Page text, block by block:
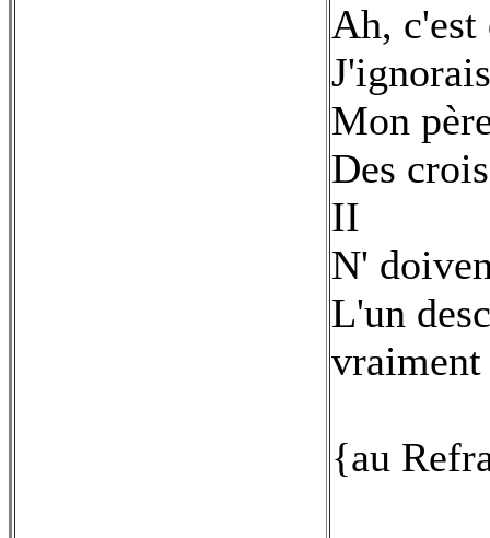
Ah, c'est
Mon
Des
II
N'
L'un
{au